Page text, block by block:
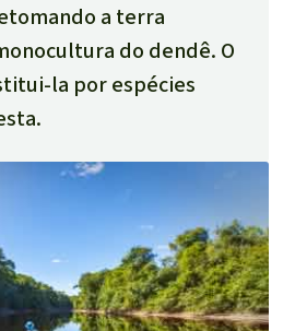
a terra
do dendê. O
la por espécies